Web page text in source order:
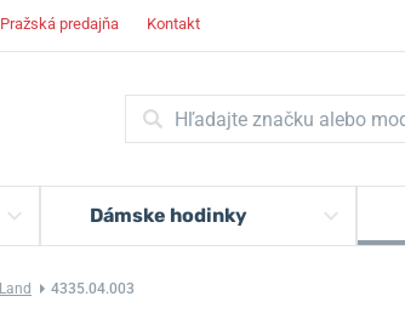
Pražská predajňa Kontakt
Dámske hodinky
Land 4335.04.003